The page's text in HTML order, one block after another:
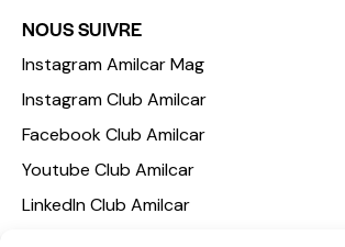
NOUS SUIVRE
Instagram Amilcar Mag
Instagram Club Amilcar
Facebook Club Amilcar
Youtube Club Amilcar
LinkedIn Club Amilcar